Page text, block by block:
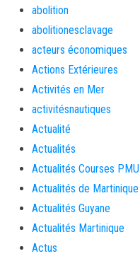
abolition
abolitionesclavage
acteurs économiques
Actions Extérieures
Activités en Mer
activitésnautiques
Actualité
Actualités
Actualités Courses PMU
Actualités de Martinique
Actualités Guyane
Actualités Martinique
Actus